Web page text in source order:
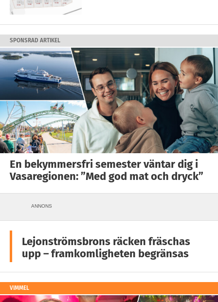
SPONSRAD ARTIKEL
En bekymmersfri semester väntar dig i
Vasaregionen: ”Med god mat och dryck”
ANNONS
Lejonströmsbrons räcken fräschas
upp – framkomligheten begränsas
VIMMEL